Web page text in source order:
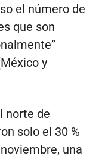
el número de
que son
y
norte de
solo el 30 %
una